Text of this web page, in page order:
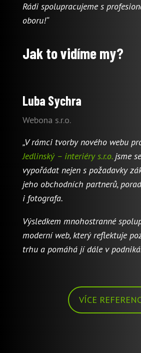
Rádi spolupracujeme s
oboru!“
Jak to vidíme my?
Luba Sychra
Webona s.r.o.
„V rámci tvorby nového webu
Jedlinský – interiéry s.r.o.jsme
vypořádat nejen s požadavky
jeho obchodních partnerů,
i fotografa.
Výsledkem mnohostranné
moderní web, který reflektuje
trhu a pomáhá jí dále v
VÍCE